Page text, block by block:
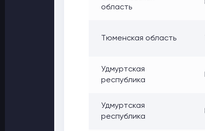
область
Тюменская область
Удмуртская
республика
Удмуртская
республика